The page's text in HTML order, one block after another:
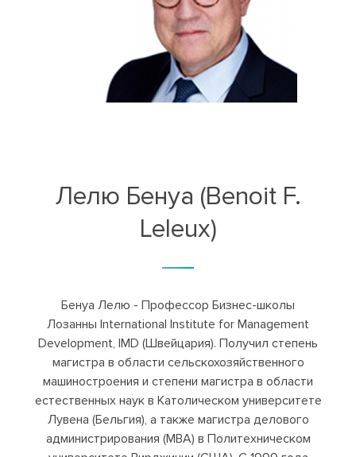
Лелю Бенуа (Benoit F.
Leleux)
Бенуа Лелю - Профессор Бизнес-школы
Лозанны International Institute for Management
Development, IMD (Швейцария). Получил степень
магистра в области сельскохозяйственного
машиностроения и степени магистра в области
естественных наук в Католическом университете
Лувена (Бельгия), а также магистра делового
администрирования (MBA) в Политехническом